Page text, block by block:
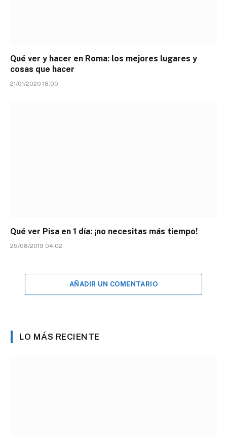
Qué ver y hacer en Roma: los mejores lugares y
cosas que hacer
21/01/2020 18:00
Qué ver Pisa en 1 día: ¡no necesitas más tiempo!
25/08/2019 04:02
AÑADIR UN COMENTARIO
LO MÁS RECIENTE